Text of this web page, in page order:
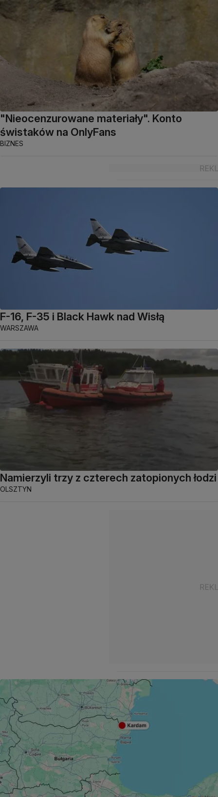
"Nieocenzurowane materiały". Konto
świstaków na OnlyFans
BIZNES
F-16, F-35 i Black Hawk nad Wisłą
WARSZAWA
Namierzyli trzy z czterech zatopionych łodzi
OLSZTYN